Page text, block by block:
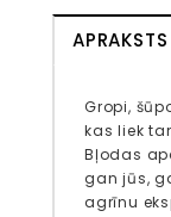
APRAKSTS
Gropi,
kas liek
Bļodas
gan jūs,
agrīnu